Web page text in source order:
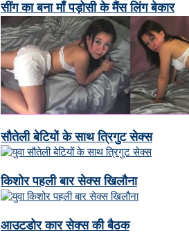
सींग का बना माँ पड़ोसी के मैंस लिंग बेकार
सौतेली बेटियों के साथ त्रिगुट सेक्स
किशोर पहली बार सेक्स खिलौना
आउटडोर कार सेक्स की बैठक